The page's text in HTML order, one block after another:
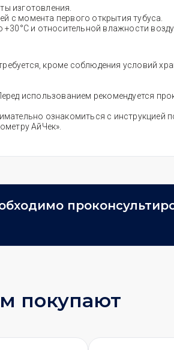
изготовления.
с момента первого открытия тубуса.
+30°C и относительной влажности
кроме соблюдения условий
использованием рекомендуется
ознакомиться с инструкцией
АйЧек».
покупают